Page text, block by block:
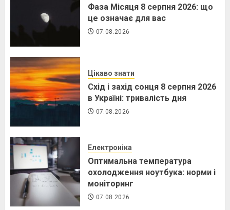
Фаза Місяця 8 серпня 2026: що
це означає для вас
07.08.2026
Цікаво знати
Схід і захід сонця 8 серпня 2026
в Україні: тривалість дня
07.08.2026
Електроніка
Оптимальна температура
охолодження ноутбука: норми і
моніторинг
07.08.2026